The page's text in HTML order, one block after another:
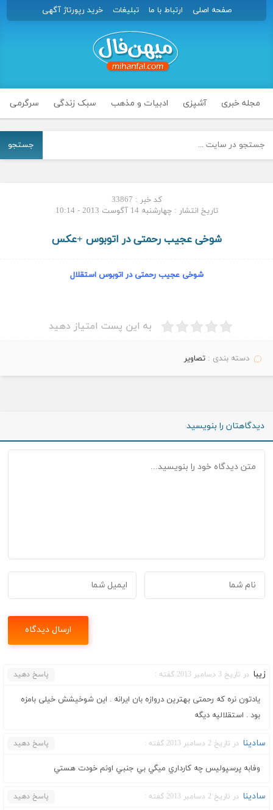
صفحه اصلی ارتباط با ما تبلیغات خرید رپورتاژ آگهی
مجله خبری آشپزی ادبیات و مذهب سبک زندگی سرگرمی
جستجو
کد خبر : 33867
تاریخ انتشار : چهارشنبه 14 آگوست 2013 - 10:14
شوخی عجیب رحمتی در اتوبوس +عکس
شوخی عجیبرحمتیدر اتوبوس استقلال
به این پست امتیاز دهید
دسته بندی :تصاویر
دیدگاهتان را بنویسید
زیبا در تاریخ 3 دسامبر 2013 گفته : پاسخ دهید
یادتون نره که رحمتی بهترین دروازه بان ایرانه . این شوخیشش خیلی بامزه
بود . استقلالیه دیگه
سادينا در تاریخ 2 دسامبر 2013 گفته : پاسخ دهید
وفابه پرسپوليس چه كارداري ميگي بي جنبي اونم خودت هستي
سادينا در تاریخ 2 دسامبر 2013 گفته : پاسخ دهید